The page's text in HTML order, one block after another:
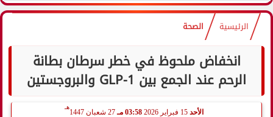
الرئيسية الصحة
انخفاض ملحوظ في خطر سرطان بطانة
الرحم عند الجمع بين GLP-1 والبروجستين
الأحد 03:58 مـ 27 شعبان 1447
هـ